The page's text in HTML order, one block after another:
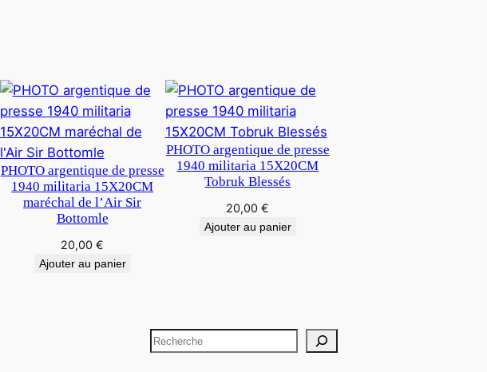
PHOTO argentique de presse
1940 militaria 15X20CM
maréchal de l’Air Sir
Bottomle
20,00€
Ajouter au panier
PHOTO argentique de presse
1940 militaria 15X20CM
Tobruk Blessés
20,00€
Ajouter au panier
R